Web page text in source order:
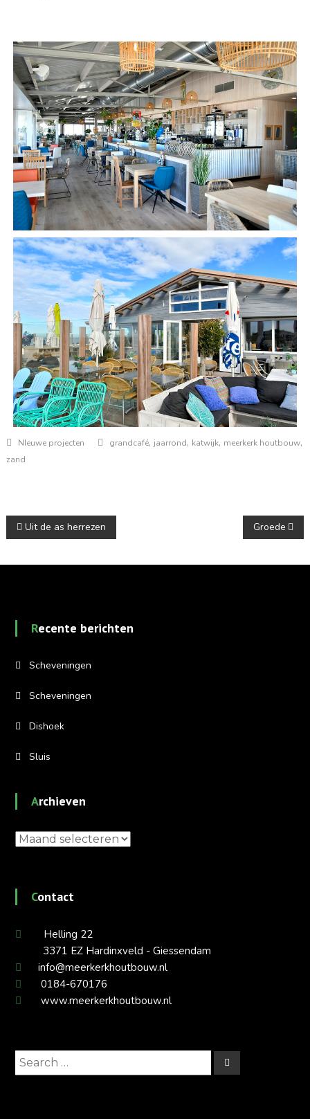
NIeuwe projecten grandcafé, jaarrond, katwijk, meerkerk houtbouw,
zand
Berichtnavigatie
Uit de as herrezen Groede
Recente berichten
Scheveningen
Scheveningen
Dishoek
Sluis
Archieven
Archieven
Contact
Helling 22
3371 EZ Hardinxveld - Giessendam
info@meerkerkhoutbouw.nl
0184-670176
www.meerkerkhoutbouw.nl
Search
for:
Search